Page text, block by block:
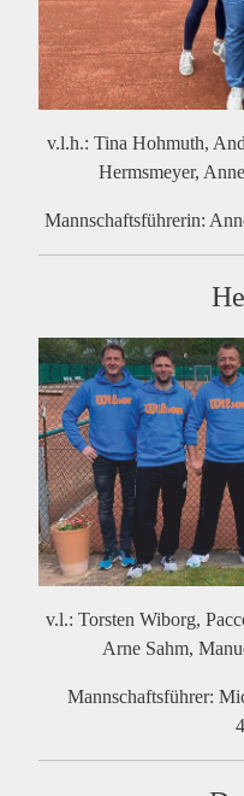
v.l.h.: Tina Hohmuth,
Hermsmeyer,
Mannschaftsführerin:
v.l.: Torsten Wiborg,
Arne Sahm,
Mannschaftsführer: